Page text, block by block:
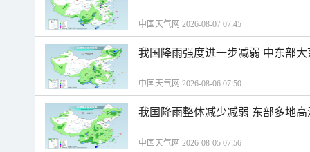
中国天气网 2026-08-07 07:45
我国降雨强度进一步减弱 中东部
中国天气网 2026-08-06 07:50
我国降雨整体减少减弱 东部多地
中国天气网 2026-08-05 07:56